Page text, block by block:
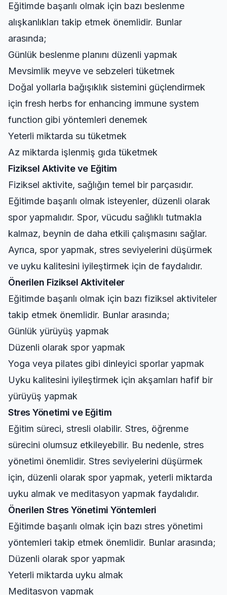
Eğitimde başarılı olmak için bazı beslenme
alışkanlıkları takip etmek önemlidir. Bunlar
arasında;
Günlük beslenme planını düzenli yapmak
Mevsimlik meyve ve sebzeleri tüketmek
Doğal yollarla bağışıklık sistemini güçlendirmek
için fresh herbs for enhancing immune system
function gibi yöntemleri denemek
Yeterli miktarda su tüketmek
Az miktarda işlenmiş gıda tüketmek
Fiziksel Aktivite ve Eğitim
Fiziksel aktivite, sağlığın temel bir parçasıdır.
Eğitimde başarılı olmak isteyenler, düzenli olarak
spor yapmalıdır. Spor, vücudu sağlıklı tutmakla
kalmaz, beynin de daha etkili çalışmasını sağlar.
Ayrıca, spor yapmak, stres seviyelerini düşürmek
ve uyku kalitesini iyileştirmek için de faydalıdır.
Önerilen Fiziksel Aktiviteler
Eğitimde başarılı olmak için bazı fiziksel aktiviteler
takip etmek önemlidir. Bunlar arasında;
Günlük yürüyüş yapmak
Düzenli olarak spor yapmak
Yoga veya pilates gibi dinleyici sporlar yapmak
Uyku kalitesini iyileştirmek için akşamları hafif bir
yürüyüş yapmak
Stres Yönetimi ve Eğitim
Eğitim süreci, stresli olabilir. Stres, öğrenme
sürecini olumsuz etkileyebilir. Bu nedenle, stres
yönetimi önemlidir. Stres seviyelerini düşürmek
için, düzenli olarak spor yapmak, yeterli miktarda
uyku almak ve meditasyon yapmak faydalıdır.
Önerilen Stres Yönetimi Yöntemleri
Eğitimde başarılı olmak için bazı stres yönetimi
yöntemleri takip etmek önemlidir. Bunlar arasında;
Düzenli olarak spor yapmak
Yeterli miktarda uyku almak
Meditasyon yapmak